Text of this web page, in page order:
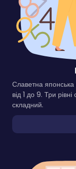
Славетна японська
від 1 до 9. Три
складний.